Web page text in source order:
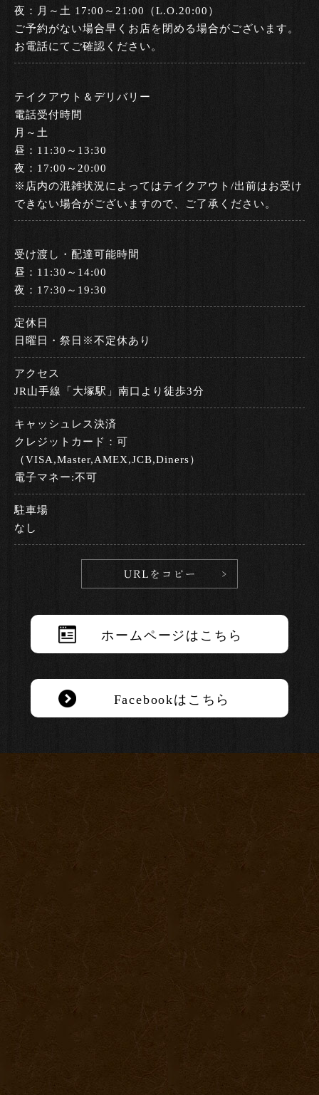
夜：月～土 17:00～21:00（L.O.20:00）
ご予約がない場合早くお店を閉める場合がございます。
お電話にてご確認ください。
テイクアウト＆デリバリー
電話受付時間
月～土
昼：11:30～13:30
夜：17:00～20:00
※店内の混雑状況によってはテイクアウト/出前はお受け
できない場合がございますので、ご了承ください。
受け渡し・配達可能時間
昼：11:30～14:00
夜：17:30～19:30
定休日
日曜日・祭日※不定休あり
アクセス
JR山手線「大塚駅」南口より徒歩3分
キャッシュ レス決済
クレジットカード：可
（VISA,Master,AMEX,JCB,Diners）
電子マネー:不可
駐車場
なし
ホームページはこちら
Facebookはこちら